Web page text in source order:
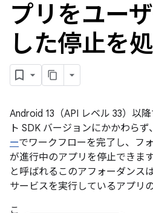
プリをユー
した停止を
Android 13（API レベル 33）以
ト SDK バージョンにかかわら
ーでワークフローを完了し、フ
が進行中のアプリを停止できます
と呼ばれるこのアフォーダンス
サービスを実行しているアプリ
こ